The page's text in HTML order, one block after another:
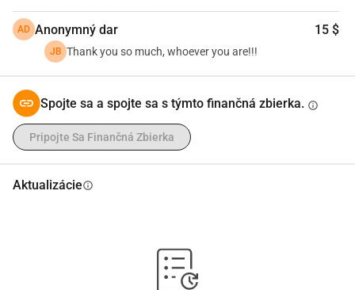
AD Anonymný dar 15 $
JB Thank you so much, whoever you are!!!
Spojte sa a spojte sa s týmto finančná zbierka. info
Pripojte Sa Finančná Zbierka
Aktualizácieinfo